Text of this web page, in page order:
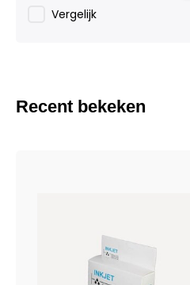
Vergelijk
Recent bekeken